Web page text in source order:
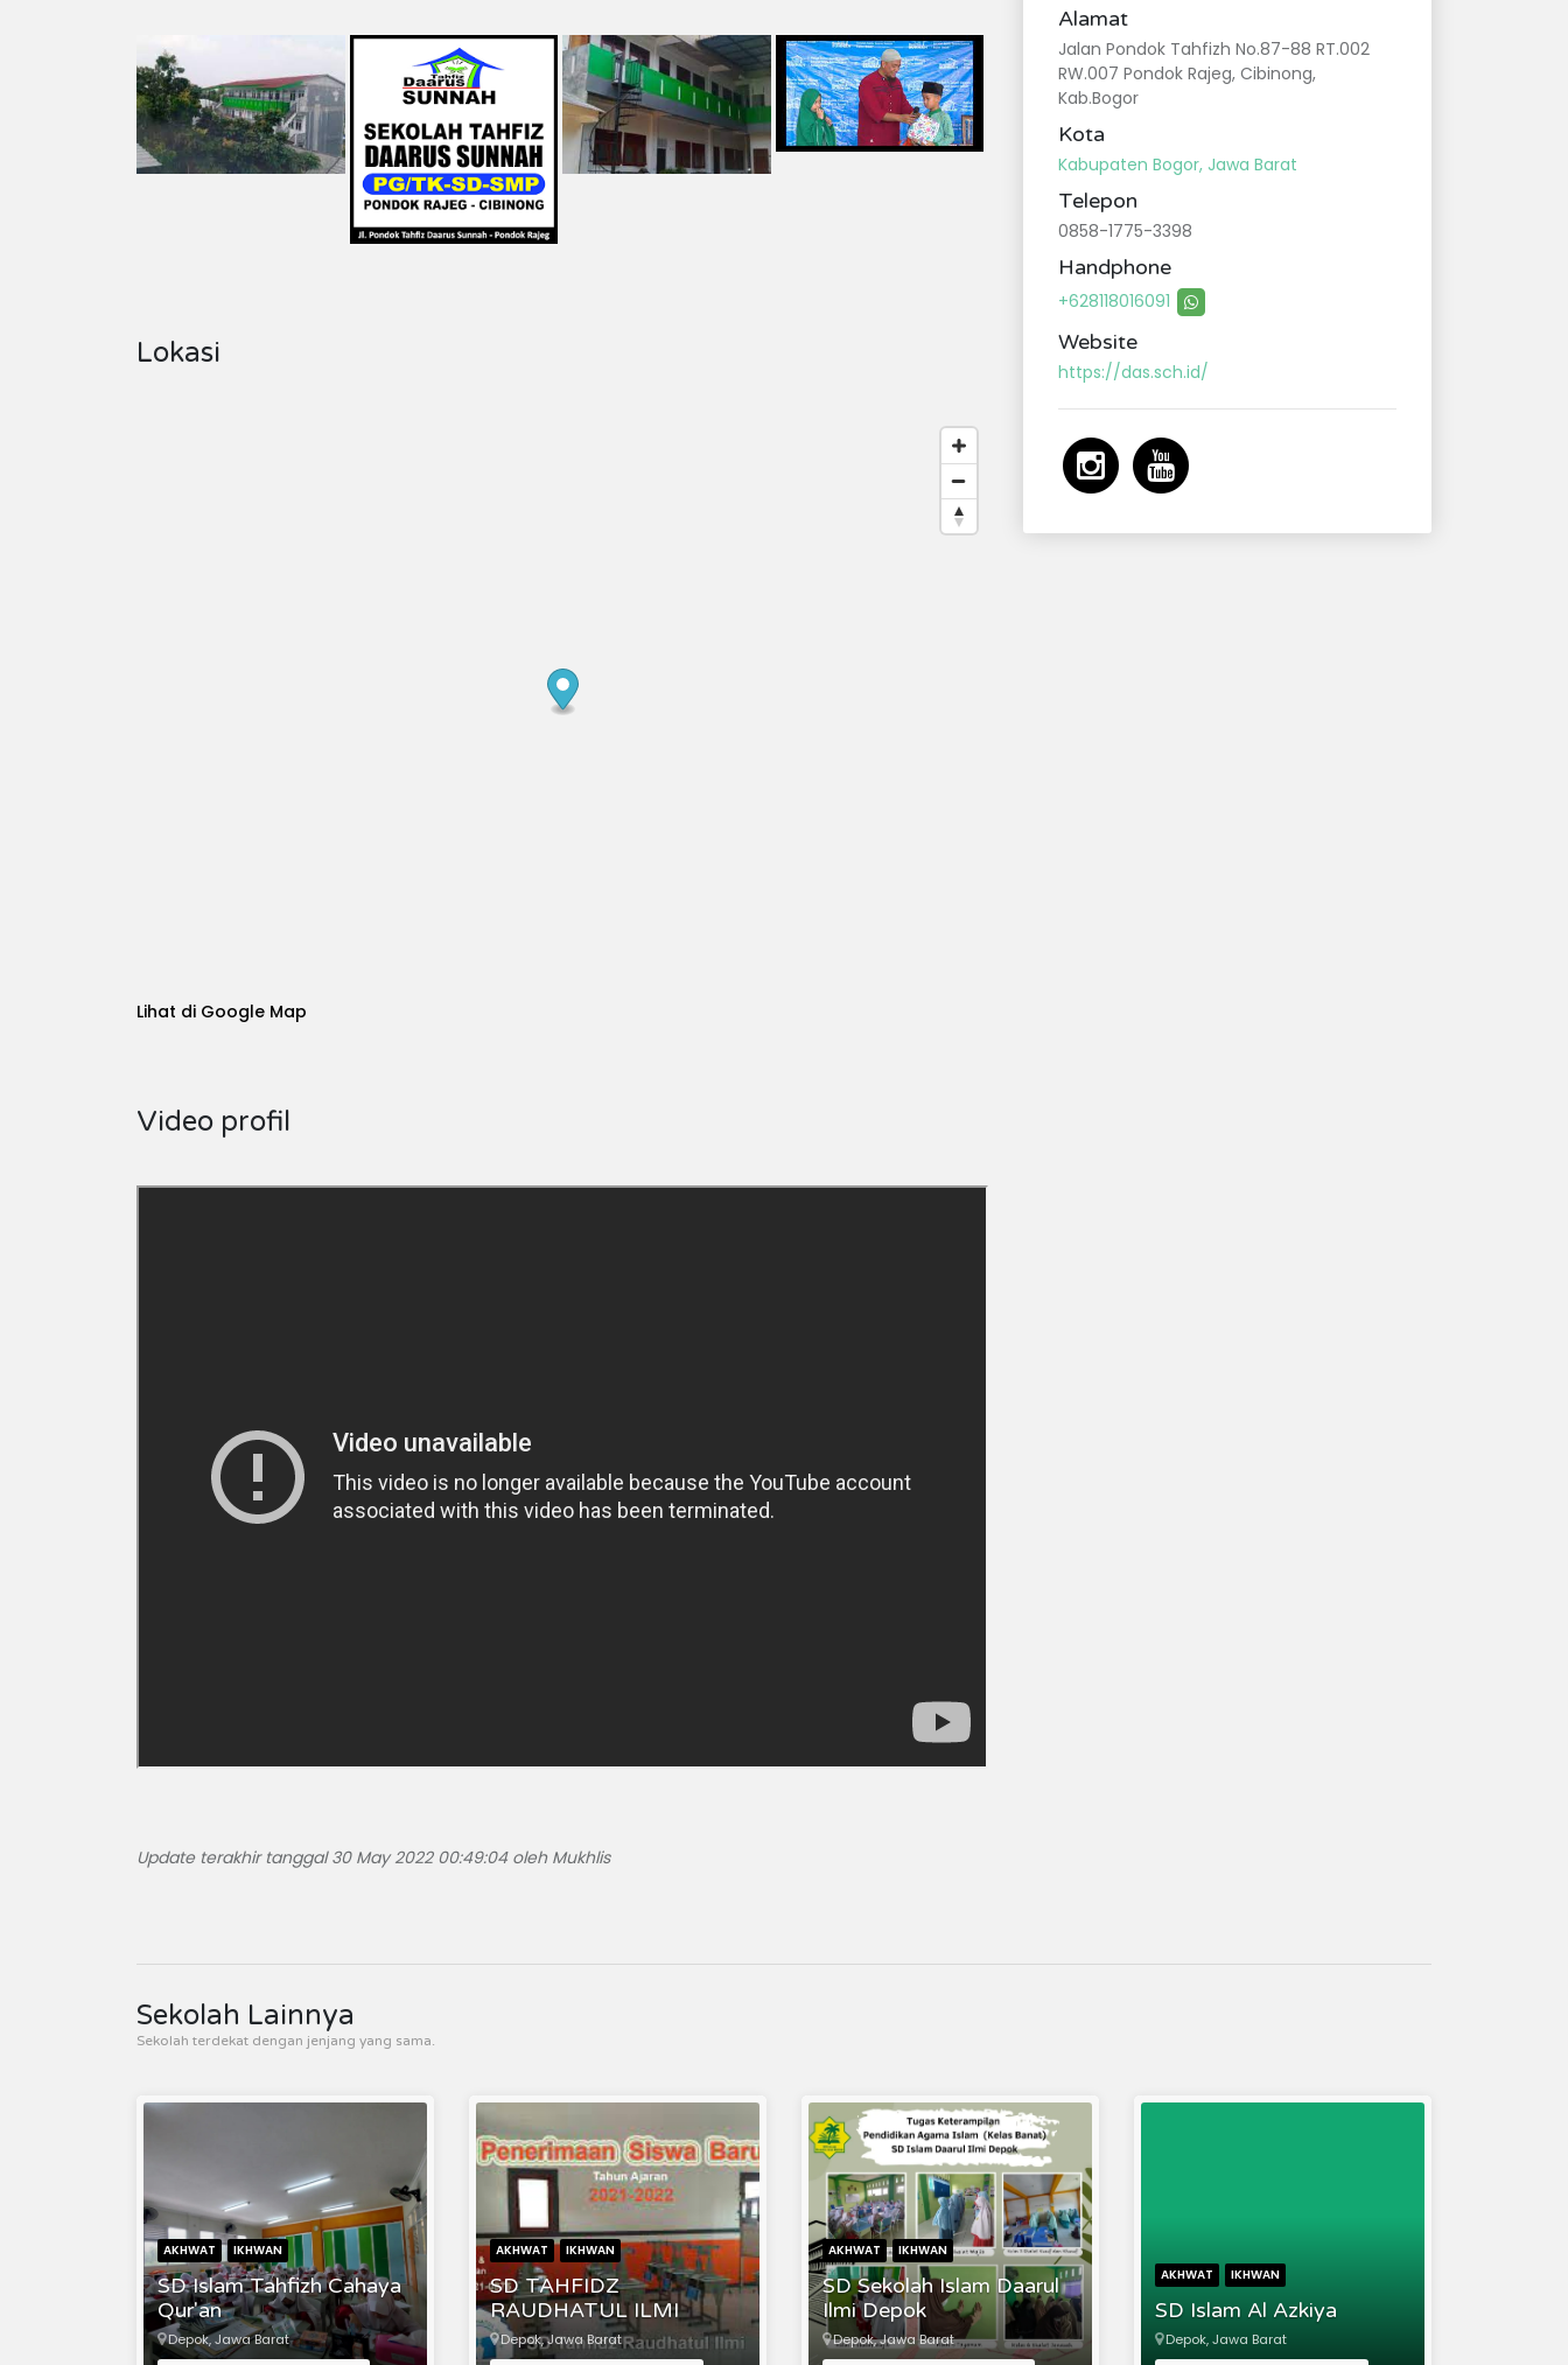
Lokasi
Lihat di Google Map
Video profil
Update terakhir tanggal 30 May 2022 00:49:04 oleh Mukhlis
Alamat
Jalan Pondok Tahfizh No.87-88 RT.002
RW.007 Pondok Rajeg, Cibinong,
Kab.Bogor
Kota
Kabupaten Bogor, Jawa Barat
Telepon
0858-1775-3398
Handphone
+628118016091
Website
https://das.sch.id/
Sekolah Lainnya
Sekolah terdekat dengan jenjang yang sama.
AKHWAT IKHWAN
SD Islam Tahfizh Cahaya
Qur'an
Depok, Jawa Barat
AKHWAT IKHWAN
SD TAHFIDZ
RAUDHATUL ILMI
Depok, Jawa Barat
AKHWAT IKHWAN
SD Sekolah Islam Daarul
Ilmi Depok
Depok, Jawa Barat
AKHWAT IKHWAN
SD Islam Al Azkiya
Depok, Jawa Barat